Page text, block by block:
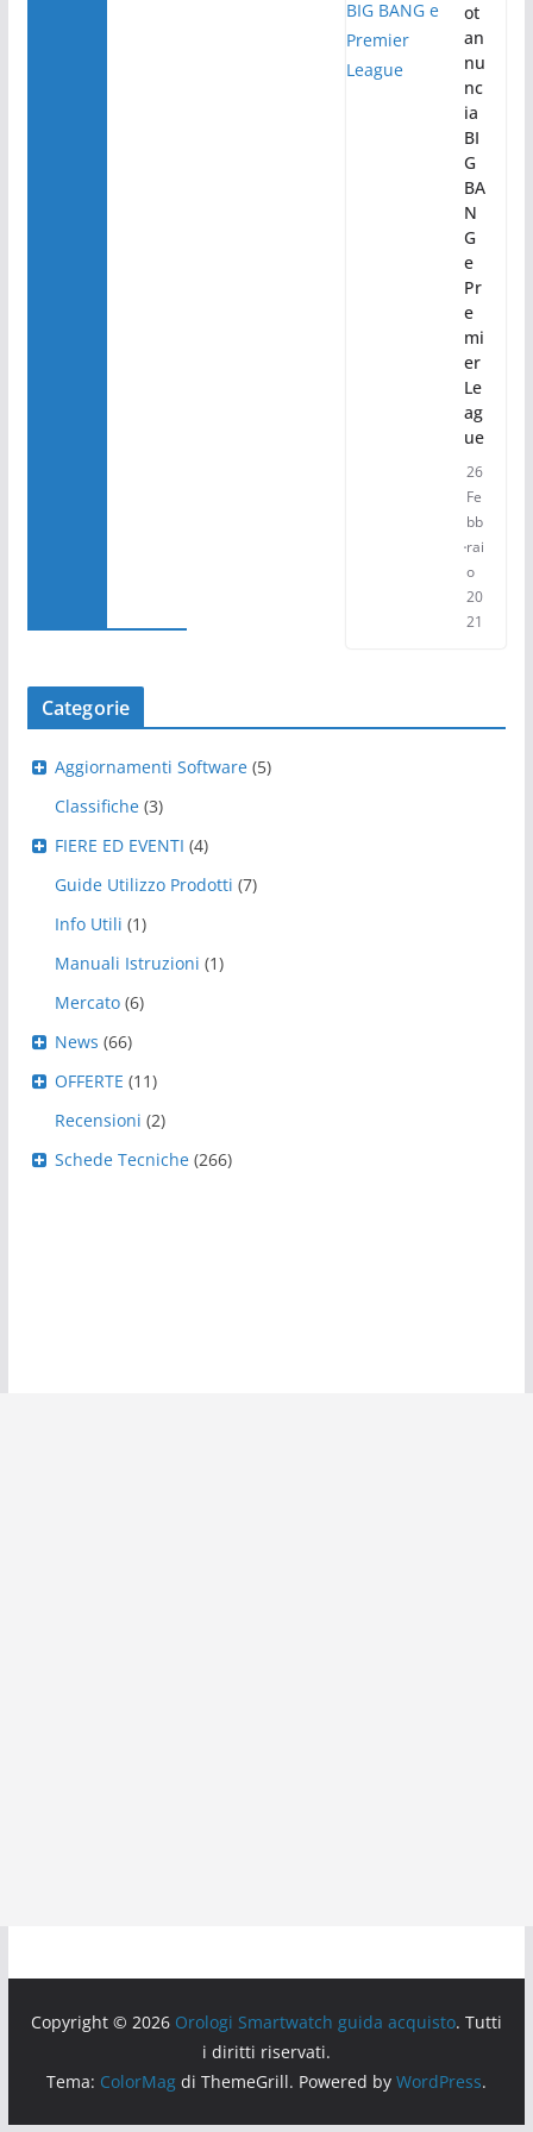
ot
an
nu
nc
ia
BI
G
BA
N
G
e
Pr
e
mi
er
Le
ag
ue
26
Fe
bb
rai
o
20
21
Categorie
Aggiornamenti Software (5)
Classifiche (3)
FIERE ED EVENTI (4)
Guide Utilizzo Prodotti (7)
Info Utili (1)
Manuali Istruzioni (1)
Mercato (6)
News (66)
OFFERTE (11)
Recensioni (2)
Schede Tecniche (266)
Copyright © 2026 Orologi Smartwatch guida acquisto. Tutti
i diritti riservati.
Tema: ColorMagdi ThemeGrill. Powered by WordPress.